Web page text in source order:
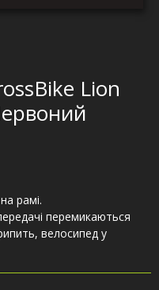
Lion
рамі.
перемикаються
велосипед у